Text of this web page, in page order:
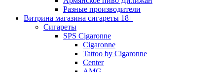
Разные производители
Витрина магазина сигареты 18+
Cигареты
SPS Cigaronne
Сigaronne
Tattoo by Cigaronne
Center